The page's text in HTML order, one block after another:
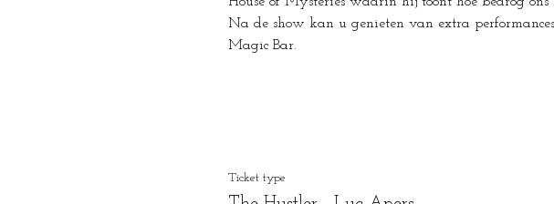
Na de show kan u genieten van extra
Magic Bar.
Ticket type